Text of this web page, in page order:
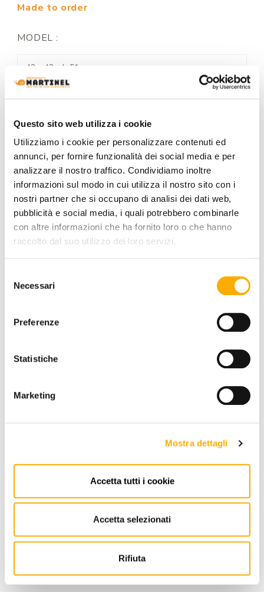
Questo sito web utilizza i cookie
Utilizziamo i cookie per personalizzare contenuti ed
annunci, per fornire funzionalità dei social media e per
analizzare il nostro traffico. Condividiamo inoltre
informazioni sul modo in cui utilizza il nostro sito con i
nostri partner che si occupano di analisi dei dati web,
pubblicità e social media, i quali potrebbero combinarle
con altre informazioni che ha fornito loro o che hanno
raccolto dal suo utilizzo dei loro servizi.
delNecessari
Preferenze
Statistiche
Marketing
Mostra dettagli
Accetta tutti i cookie
Accetta selezionati
Rifiuta
Made to order
MODEL :
LEGS FINISH:
TOP FINISH:
COLOR:
INFORMATION
CONTACTS
Via Pordenone, 1 - Poincicco Di
Zoppola 33080 (PN) - Italia